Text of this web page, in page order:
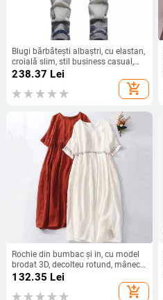
Blugi bărbătești albaștri, cu elastan,
croială slim, stil business casual,
2025
238.37 Lei
add_shopping_cart
Rochie din bumbac și in, cu model
brodat 3D, decolteu rotund, mâneci
scurte, talie lejeră, croială în linie A,
132.35 Lei
add_shopping_cart